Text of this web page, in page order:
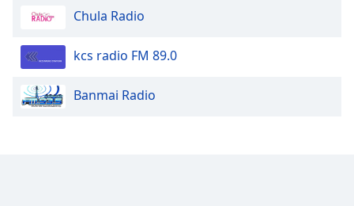
dialog
window.
Chula Radio
kcs radio FM 89.0
Banmai Radio